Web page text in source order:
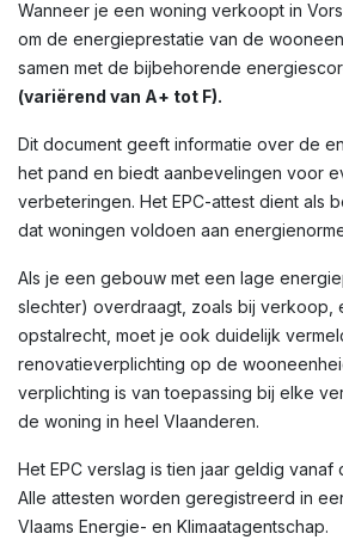
Wanneer je een woning verkoopt in
om de energieprestatie van de
samen met de bijbehorende
(variërend van A+ tot F).
Dit document geeft informatie over de
het pand en biedt aanbevelingen voor
verbeteringen. Het EPC-attest dient als
dat woningen voldoen aan
Als je een gebouw met een lage
slechter) overdraagt, zoals bij verkoop,
opstalrecht, moet je ook duidelijk
renovatieverplichting op de
verplichting is van toepassing bij elke
de woning in heel Vlaanderen.
Het EPC verslag is tien jaar geldig vanaf
Alle attesten worden geregistreerd in
Vlaams Energie- en Klimaatagentschap.